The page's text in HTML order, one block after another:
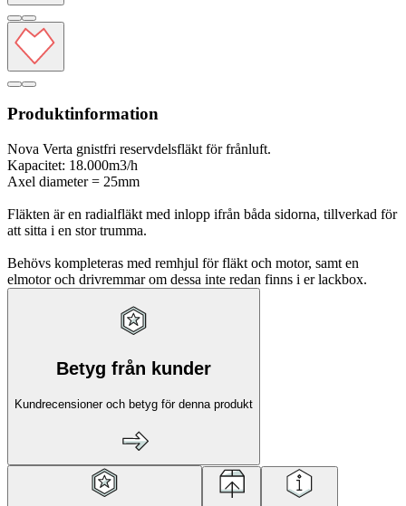
Produktinformation
Nova Verta gnistfri reservdelsfläkt för frånluft.
Kapacitet: 18.000m3/h
Axel diameter = 25mm
Fläkten är en radialfläkt med inlopp ifrån båda sidorna, tillverkad för
att sitta i en stor trumma.
Behövs kompleteras med remhjul för fläkt och motor, samt en
elmotor och drivremmar om dessa inte redan finns i er lackbox.
Betyg från kunder
Kundrecensioner och betyg för denna produkt